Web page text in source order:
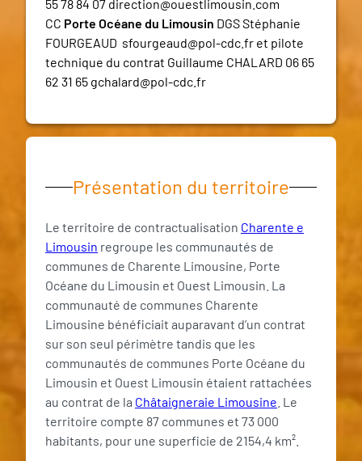
55 78 84 07 direction@ouestlimousin.com
CC Porte Océane du Limousin DGS Stéphanie
FOURGEAUD sfourgeaud@pol-cdc.fr et pilote
technique du contrat Guillaume CHALARD 06 65
62 31 65 gchalard@pol-cdc.fr
Présentation du territoire
Le territoire de contractualisation Charente e
Limousin regroupe les communautés de
communes de Charente Limousine, Porte
Océane du Limousin et Ouest Limousin. La
communauté de communes Charente
Limousine bénéficiait auparavant d’un contrat
sur son seul périmètre tandis que les
communautés de communes Porte Océane du
Limousin et Ouest Limousin étaient rattachées
au contrat de la Châtaigneraie Limousine . Le
territoire compte 87 communes et 73 000
habitants, pour une superficie de 2154,4 km².